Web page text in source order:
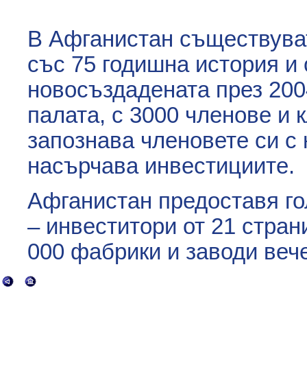
В Афганистан
със 75 годишна история
новосъздадената през
палата, с 3000 членове и
запознава членовете си
насърчава инвестициите.
Афганистан предоставя
– инвеститори от 21
000 фабрики и заводи